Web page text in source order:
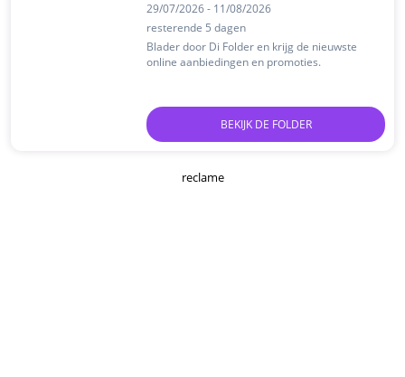
29/07/2026 - 11/08/2026
resterende 5 dagen
Blader door Di Folder en krijg de nieuwste
online aanbiedingen en promoties.
BEKIJK DE FOLDER
reclame